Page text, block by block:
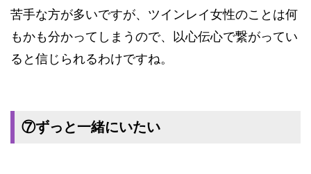
苦手な方が多いですが、ツインレイ女性のことは何
もかも分かってしまうので、以心伝心で繋がってい
ると信じられるわけですね。
⑦ずっと一緒にいたい